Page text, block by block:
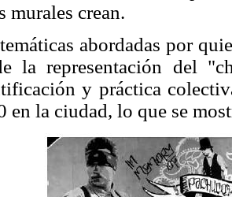
murales crean.
abordadas por
la representación del
y práctica
en la ciudad, lo que se